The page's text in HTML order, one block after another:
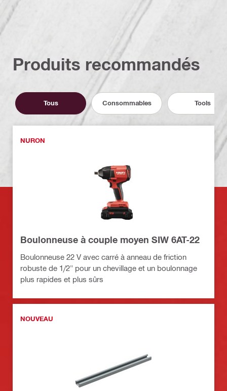
Produits recommandés
Tous Consommables Tools
NURON
Boulonneuse à couple moyen SIW 6AT-22
Boulonneuse 22 V avec carré à anneau de friction
robuste de 1/2" pour un chevillage et un boulonnage
plus rapides et plus sûrs
NOUVEAU